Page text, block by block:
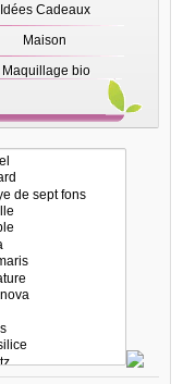
Idées Cadeaux
Maison
Maquillage bio